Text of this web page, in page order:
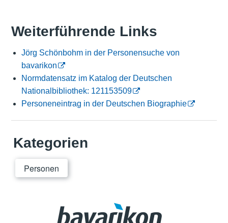
Weiterführende Links
Jörg Schönbohm in der Personensuche von
bavarikon
Normdatensatz im Katalog der Deutschen
Nationalbibliothek: 121153509
Personeneintrag in der Deutschen Biographie
Kategorien
Personen